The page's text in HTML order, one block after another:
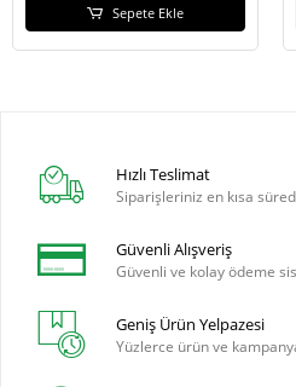
Sepete Ekle
Hızlı Teslimat
Siparişleriniz en kısa
Güvenli Alışveriş
Güvenli ve kolay ödeme
Geniş Ürün Yelpazesi
Yüzlerce ürün ve